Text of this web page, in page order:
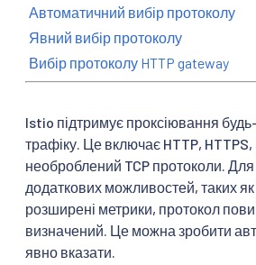
Автоматичний вибір протоколу
Явний вибір протоколу
Вибір протоколу HTTP gateway
Istio підтримує проксіювання
трафіку. Це включає HTTP, HTTPS,
необроблений TCP протоколи.
додаткових можливостей, таких
розширені метрики, протокол
визначений. Це можна зробити
явно вказати.